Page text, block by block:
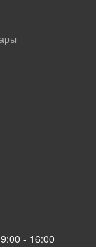
- 16:00